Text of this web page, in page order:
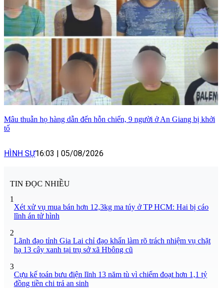
Mâu thuẫn họ hàng dẫn đến hỗn chiến, 9 người ở An Giang bị khởi
tố
HÌNH SỰ16:03 05/08/2026
TIN ĐỌC NHIỀU
1
Xét xử vụ mua bán hơn 12,3kg ma túy ở TP HCM: Hai bị cáo
lĩnh án tử hình
2
Lãnh đạo tỉnh Gia Lai chỉ đạo khẩn làm rõ trách nhiệm vụ chặt
hạ 13 cây xanh tại trụ sở xã Hbông cũ
3
Cựu kế toán bưu điện lĩnh 13 năm tù vì chiếm đoạt hơn 1,1 tỷ
đồng tiền chi trả an sinh